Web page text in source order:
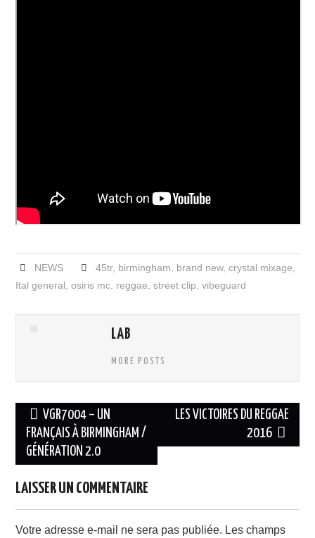
NEWS 45tr, birmingham brand new, crystal mixage
Ital general ,osiris mc reggae ,street clip ,vibeguard
LAB
MORE POSTS
Navigation
des
articles
VGR7004 – UN
FRANÇAIS À BIRMINGHAM /
GÉNÉRATION 2.0
LES VICTOIRES DU REGGAE
2016
LAISSER UN COMMENTAIRE
Votre adresse e-mail ne sera pas publiée. Les champs